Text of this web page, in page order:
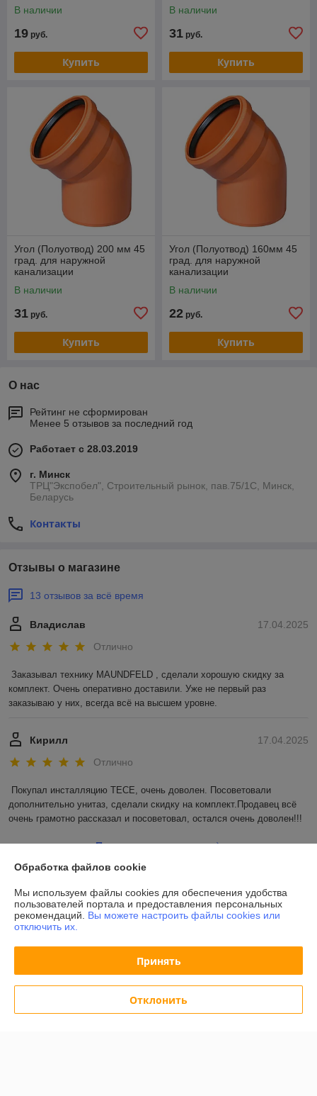
В наличии
19 руб.
Купить
В наличии
31 руб.
Купить
Угол (Полуотвод) 200 мм 45
град. для наружной
канализации
В наличии
31 руб.
Купить
Угол (Полуотвод) 160мм 45
град. для наружной
канализации
В наличии
22 руб.
Купить
О нас
Рейтинг не сформирован
Менее 5 отзывов за последний год
Работает с 28.03.2019
г. Минск
ТРЦ"Экспобел", Строительный рынок, пав.75/1С, Минск,
Беларусь
Контакты
Отзывы о магазине
13 отзывов за всё время
17.04.2025
Владислав
Отлично
Заказывал технику MAUNDFELD , сделали хорошую скидку за
комплект. Очень оперативно доставили. Уже не первый раз
заказываю у них, всегда всё на высшем уровне.
17.04.2025
Кирилл
Отлично
Покупал инсталляцию TECE, очень доволен. Посоветовали
дополнительно унитаз, сделали скидку на комплект.Продавец всё
очень грамотно рассказал и посоветовал, остался очень доволен!!!
Показать все отзывы
О нас
Контакты
Обработка файлов cookie
Мы используем файлы cookies для обеспечения удобства
пользователей портала и предоставления персональных
рекомендаций. Вы можете настроить файлы cookies или
отключить их.
Принять
Отклонить